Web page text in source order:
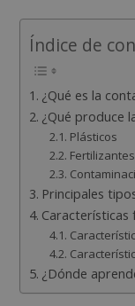
Índice de
¿Qué es la
¿Qué produce
Plásticos
Fertilizantes
Principales
Características
¿Dónde